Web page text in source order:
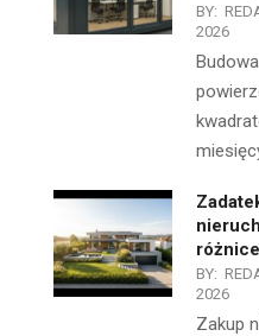
BY:
2026
różnice
BY:
2026
Zakup